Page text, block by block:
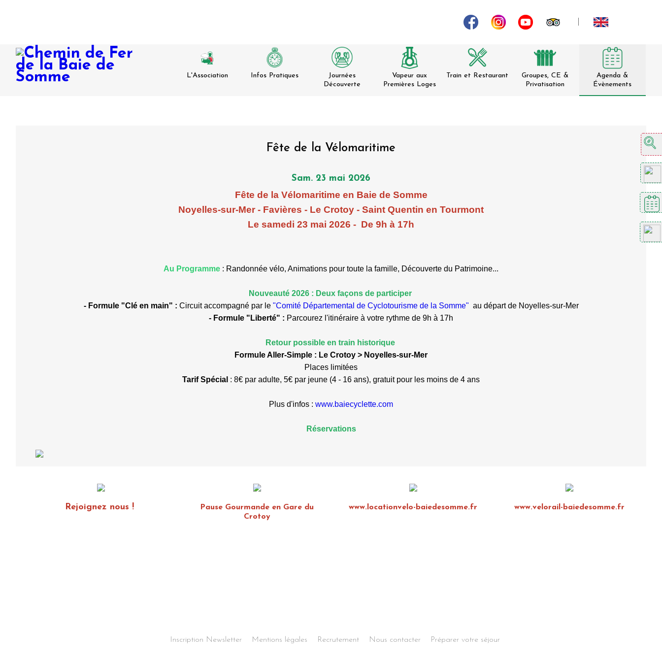
L'Association Infos Pratiques
Journées
Découverte
Vapeur aux
Premières Loges
Train et Restaurant
Groupes, CE &
Privatisation
Agenda &
Évènements
Fête de la Vélomaritime
Sam. 23 mai 2026
Fête de la Vélomaritime en Baie de Somme
Noyelles-sur-Mer - Favières - Le Crotoy - Saint Quentin en Tourmont
Le samedi 23 mai 2026 - De 9h à 17h
Au Programme : Randonnée vélo, Animations pour toute la famille, Découverte du Patrimoine...
Nouveauté 2026 : Deux façons de participer
- Formule "Clé en main" : Circuit accompagné par le "Comité Départemental de Cyclotourisme de la Somme" au départ de Noyelles-sur-Mer
- Formule "Liberté" : Parcourez l'itinéraire à votre rythme de 9h à 17h
Retour possible en train historique
Formule Aller-Simple : Le Crotoy > Noyelles-sur-Mer
Places limitées
Tarif Spécial : 8€ par adulte, 5€ par jeune (4 - 16 ans), gratuit pour les moins de 4 ans
Plus d'infos : www.baiecyclette.com
Réservations
Rejoignez nous !
Pause Gourmande en Gare du
Crotoy
www.locationvelo-baiedesomme.fr www.velorail-baiedesomme.fr
Inscription Newsletter Mentions légales Recrutement Nous contacter Préparer votre séjour